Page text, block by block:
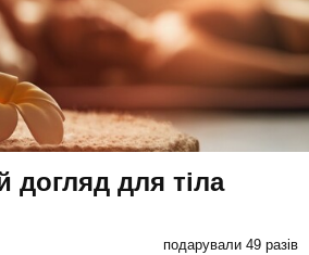
догляд для тіла
подарували 49 разів